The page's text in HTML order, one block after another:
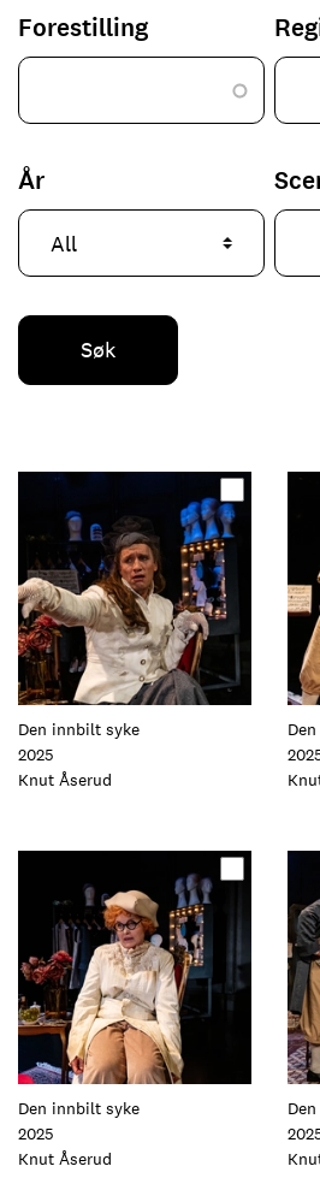
Forestilling
År
Søk
Oppdater
dette
elementet
Den innbilt syke
2025
Foto:
Knut Åserud
elementet
Den innbilt syke
2025
Foto:
Knut Åserud